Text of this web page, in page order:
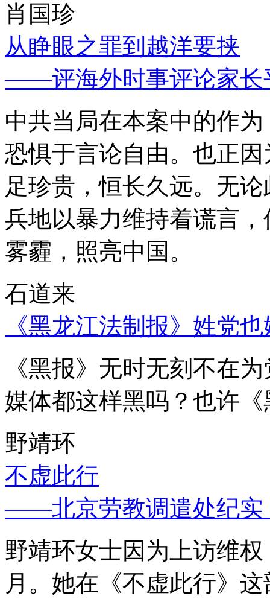
肖国珍
从睁眼之罪到越洋要挟
——评海外时事评论家长
中共当局在本案中的作
恐惧于言论自由。也正
足珍贵，恒长久远。无
兵地以暴力维持着谎言
雾霾，照亮中国。
石道来
《黑龙江法制报》姓党
《黑报》无时无刻不在
媒体都这样黑吗？也许
野靖环
不虚此行
——北京劳教调遣处纪实
野靖环女士因为上访维
月。她在《不虚此行》